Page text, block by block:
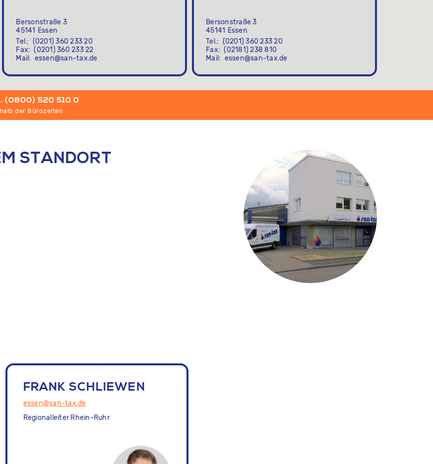
(0800) 520 510 0
der Bürozeiten
Bersonstraße 3
45141 Essen
Tel.
(0201) 360 233 20
Fax
(0201) 360 233 22
Mail
essen@san-tax.de
Bersonstraße 3
45141 Essen
Tel.
(0201) 360 233 20
Fax
(02181) 238 810
Mail
essen@san-tax.de
STANDORT
FRANK SCHLIEWEN
essen@san-tax.de
Regionalleiter Rhein-Ruhr